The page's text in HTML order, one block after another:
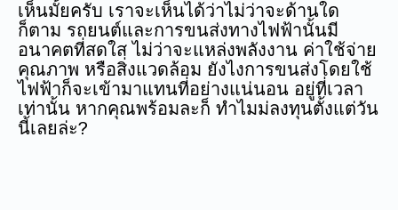
เห็นมั้ยครับ เราจะเห็นได้ว่าไม่ว่าจะด้านใด
ก็ตาม รถยนต์และการขนส่งทางไฟฟ้านั้นมี
อนาคตที่สดใส ไม่ว่าจะแหล่งพลังงาน ค่าใช้จ่าย
คุณภาพ หรือสิ่งแวดล้อม ยังไงการขนส่งโดยใช้
ไฟฟ้าก็จะเข้ามาแทนที่อย่างแน่นอน อยู่ที่เวลา
เท่านั้น หากคุณพร้อมละก็ ทำไมม่ลงทุนตั้งแต่วัน
นี้เลยล่ะ?